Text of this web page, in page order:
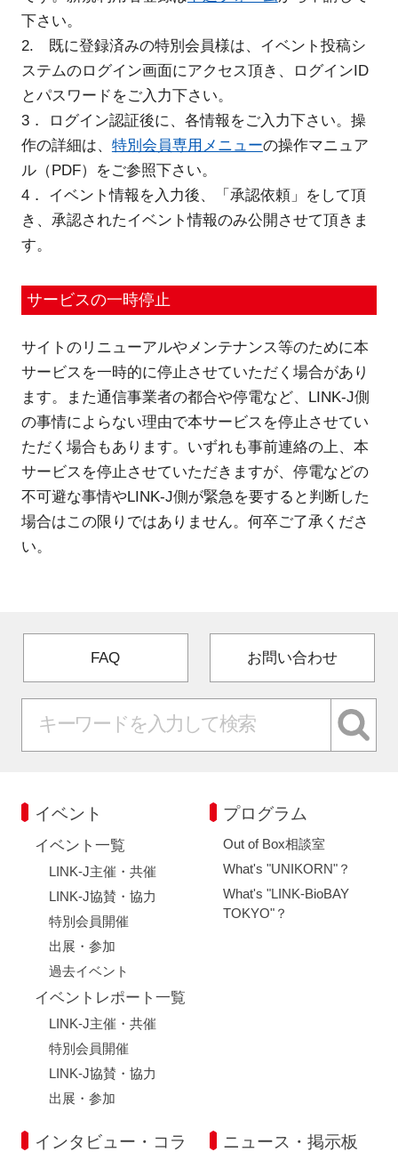
下さい。
2. 既に登録済みの特別会員様は、イベント投稿シ
ステムのログイン画面にアクセス頂き、ログインID
とパスワードをご入力下さい。
3． ログイン認証後に、各情報をご入力下さい。操
作の詳細は、 特別会員専用メニューの操作マニュア
ル（PDF）をご参照下さい。
4． イベント情報を入力後、「承認依頼」をして頂
き、承認されたイベント情報のみ公開させて頂きま
す。
サービスの一時停止
サイトのリニューアルやメンテナンス等のために本
サービスを一時的に停止させていただく場合があり
ます。また通信事業者の都合や停電など、LINK-J側
の事情によらない理由で本サービスを停止させてい
ただく場合もあります。いずれも事前連絡の上、本
サービスを停止させていただきますが、停電などの
不可避な事情やLINK-J側が緊急を要すると判断した
場合はこの限りではありません。何卒ご了承くださ
い。
FAQ お問い合わせ
イベント
イベント一覧
LINK-J主催・共催
LINK-J協賛・協力
特別会員開催
出展・参加
過去イベント
イベントレポート一覧
LINK-J主催・共催
特別会員開催
LINK-J協賛・協力
出展・参加
プログラム
Out of Box相談室
What's "UNIKORN"？
What's "LINK-BioBAY
TOKYO"？
インタビュー・コラ
ニュース・掲示板